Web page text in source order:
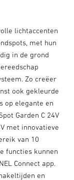
lichtaccenten
met hun
in de grond
Zo creëer
ook gekleurde
op elegante en
Garden C 24V
met innovatieve
van 10
functies kunnen
Connect app.
en